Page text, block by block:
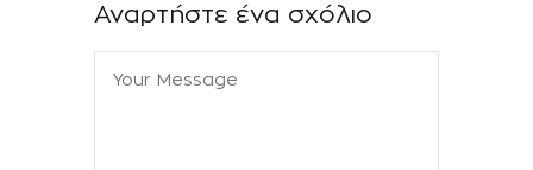
Αναρτήστε ένα σχόλιο